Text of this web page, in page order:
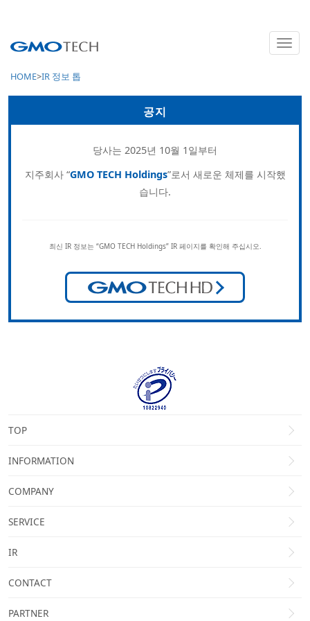
HOME IR 정보 톱
공지
당사는 2025년 10월 1일부터
지주회사 “GMO TECH Holdings”로서 새로운 체제를 시작했
습니다.
최신 IR 정보는 “GMO TECH Holdings” IR 페이지를 확인해 주십시오.
TOP
INFORMATION
COMPANY
SERVICE
IR
CONTACT
PARTNER